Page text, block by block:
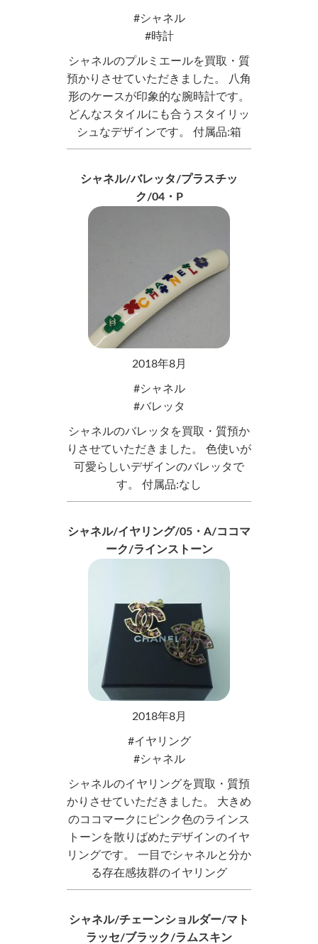
シャネル
時計
シャネルのプルミエールを買取・質
預かりさせていただきました。 八角
形のケースが印象的な腕時計です。
どんなスタイルにも合うスタイリッ
シュなデザインです。 付属品:箱
シャネル/バレッタ/プラスチッ
ク/04・P
2018年8月
シャネル
バレッタ
シャネルのバレッタを買取・質預か
りさせていただきました。 色使いが
可愛らしいデザインのバレッタで
す。 付属品:なし
シャネル/イヤリング/05・A/ココマ
ーク/ラインストーン
2018年8月
イヤリング
シャネル
シャネルのイヤリングを買取・質預
かりさせていただきました。 大きめ
のココマークにピンク色のラインス
トーンを散りばめたデザインのイヤ
リングです。 一目でシャネルと分か
る存在感抜群のイヤリング
シャネル/チェーンショルダー/マト
ラッセ/ブラック/ラムスキン